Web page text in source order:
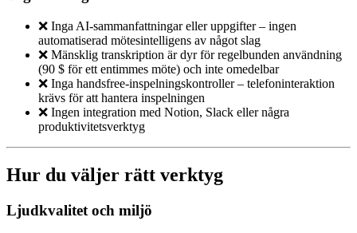
❌ Inga AI-sammanfattningar eller uppgifter – ingen
automatiserad mötesintelligens av något slag
❌ Mänsklig transkription är dyr för regelbunden användning
(90 $ för ett entimmes möte) och inte omedelbar
❌ Inga handsfree-inspelningskontroller – telefoninteraktion
krävs för att hantera inspelningen
❌ Ingen integration med Notion, Slack eller några
produktivitetsverktyg
Hur du väljer rätt verktyg
Ljudkvalitet och miljö